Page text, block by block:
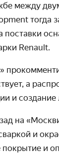
между
тогда
поставки
Renault.
а
и
на
и
и